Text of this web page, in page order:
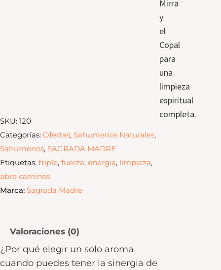
Mirra
y
el
Copal
para
una
limpieza
espiritual
completa.
SKU: 120
Categorías: Ofertas, Sahumerios Naturales,
Sahumerios, SAGRADA MADRE
Etiquetas: triple, fuerza, energia, limpieza,
abre caminos
Marca: Sagrada Madre
Valoraciones (0)
¿Por qué elegir un solo aroma
cuando puedes tener la sinergia de